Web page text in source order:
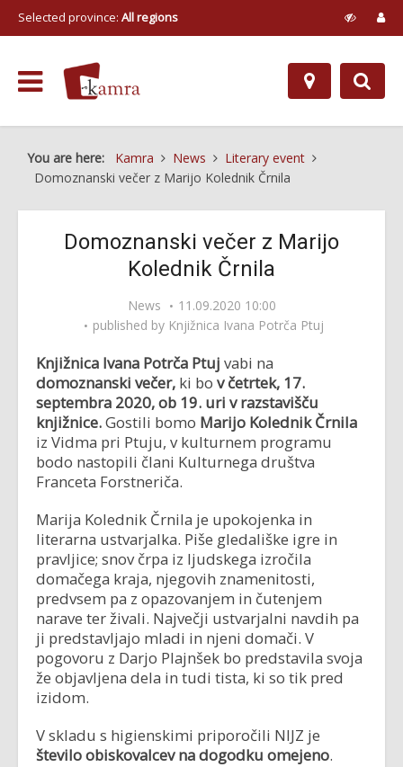
Selected province: All regions
You are here: Kamra News
Literary event
Domoznanski večer z Marijo Kolednik Črnila
Domoznanski večer z Marijo
Kolednik Črnila
News
11.09.2020 10:00
published by Knjižnica Ivana Potrča Ptuj
Knjižnica Ivana Potrča Ptuj vabi na
domoznanski večer, ki bo v četrtek, 17.
septembra 2020, ob 19. uri v razstavišču
knjižnice.Gostili bomo Marijo Kolednik Črnila
iz Vidma pri Ptuju, v kulturnem programu
bodo nastopili člani Kulturnega društva
Franceta Forstneriča.
Marija Kolednik Črnila je upokojenka in
literarna ustvarjalka. Piše gledališke igre in
pravljice; snov črpa iz ljudskega izročila
domačega kraja, njegovih znamenitosti,
predvsem pa z opazovanjem in čutenjem
narave ter živali. Največji ustvarjalni navdih pa
ji predstavljajo mladi in njeni domači. V
pogovoru z Darjo Plajnšek bo predstavila svoja
že objavljena dela in tudi tista, ki so tik pred
izidom.
V skladu s higienskimi priporočili NIJZ je
število obiskovalcev na dogodku omejeno.